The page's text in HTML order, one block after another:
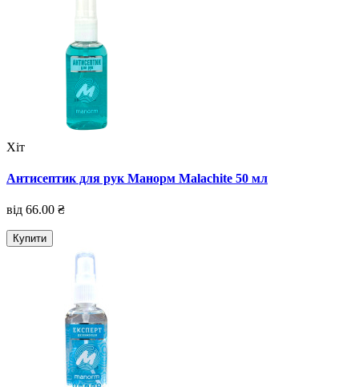
Хіт
Антисептик для рук Манорм Malachite 50 мл
від 66.00 ₴
Купити